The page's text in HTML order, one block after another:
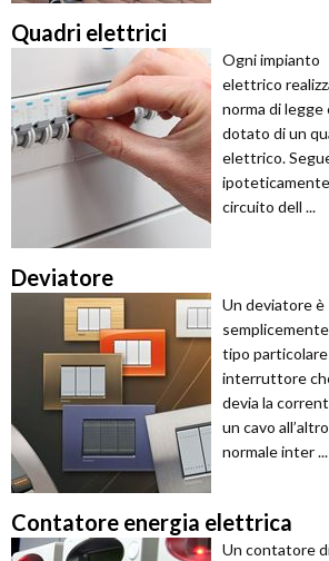
Quadri elettrici
Ogni impianto
elettrico
norma di legge
dotato di un
elettrico.
circuito dell ...
Deviatore
Un deviatore è
tipo
interruttore
devia la
un cavo
normale inter ...
Contatore energia elettrica
Un contatore